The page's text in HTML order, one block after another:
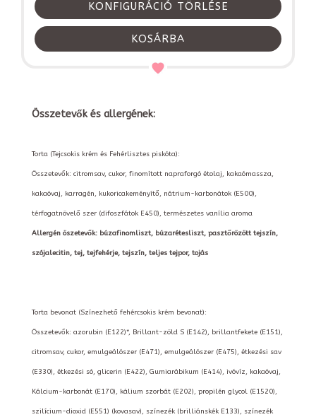
KONFIGURÁCIÓ TÖRLÉSE
KOSÁRBA
Összetevők és allergének:
Torta (Tejcsokis krém és Fehérlisztes piskóta):
Összetevők: citromsav, cukor, finomított napraforgó étolaj, kakaómassza,
kakaóvaj, karragén, kukoricakeményítő, nátrium-karbonátok (E500),
térfogatnövelő szer (difoszfátok E450), természetes vanília aroma
Allergén öszetevők: búzafinomliszt, búzarétesliszt, pasztőrözött tejszín,
szójalecitin, tej, tejfehérje, tejszín, teljes tejpor, tojás
Torta bevonat (Színezhető fehércsokis krém bevonat):
Összetevők: azorubin (E122)*, Brillant-zöld S (E142), brillantfekete (E151),
citromsav, cukor, emulgeálószer (E471), emulgeálószer (E475), étkezési sav
(E330), étkezési só, glicerin (E422), Gumiarábikum (E414), ivóvíz, kakaóvaj,
Kálcium-karbonát (E170), kálium szorbát (E202), propilén glycol (E1520),
szilícium-dioxid (E551) (kovasav), színezék (brilliánskék E133), színezék